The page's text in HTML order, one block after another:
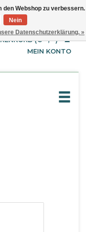
English
Français
(€--,--)
MEIN KONTO
den Webshop zu verbessern.
Nein
Datenschutzerklärung. »